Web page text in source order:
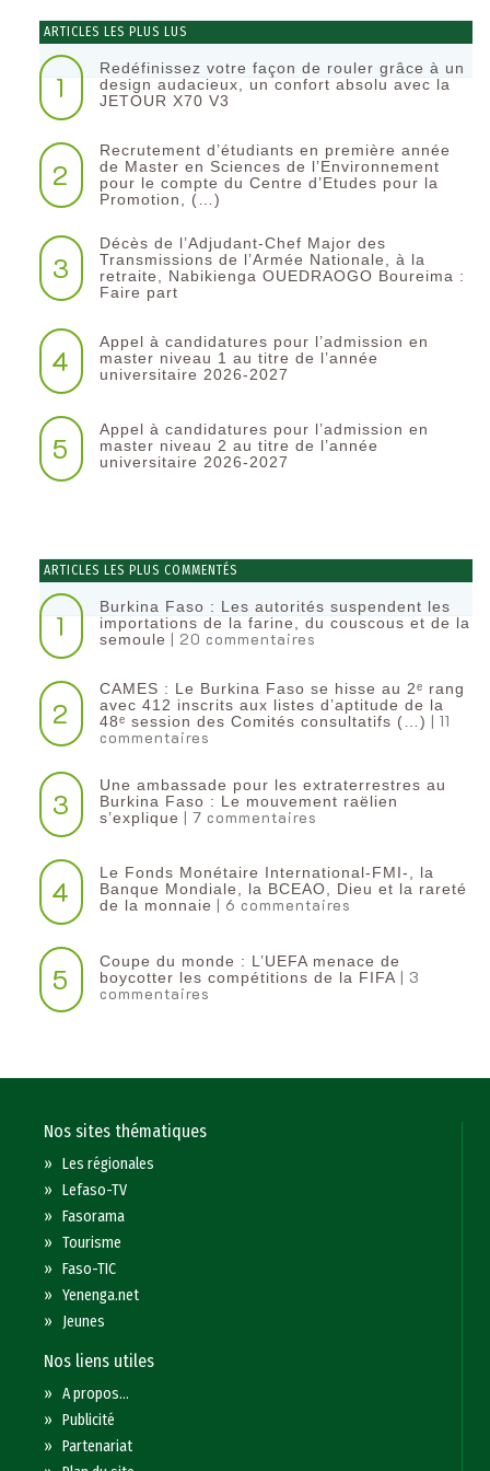
ARTICLES LES PLUS LUS
1
Redéfinissez votre façon de rouler grâce à un
design audacieux, un confort absolu avec la
JETOUR X70 V3
2
Recrutement d’étudiants en première année
de Master en Sciences de l’Environnement
pour le compte du Centre d’Etudes pour la
Promotion, (…)
3
Décès de l’Adjudant-Chef Major des
Transmissions de l’Armée Nationale, à la
retraite, Nabikienga OUEDRAOGO Boureima :
Faire part
4
Appel à candidatures pour l’admission en
master niveau 1 au titre de l’année
universitaire 2026-2027
5
Appel à candidatures pour l’admission en
master niveau 2 au titre de l’année
universitaire 2026-2027
ARTICLES LES PLUS COMMENTÉS
1
Burkina Faso : Les autorités suspendent les
importations de la farine, du couscous et de la
semoule | 20 commentaires
2
CAMES : Le Burkina Faso se hisse au 2ᵉ rang
avec 412 inscrits aux listes d’aptitude de la
48ᵉ session des Comités consultatifs (…) | 11
commentaires
3
Une ambassade pour les extraterrestres au
Burkina Faso : Le mouvement raëlien
s’explique | 7 commentaires
4
Le Fonds Monétaire International-FMI-, la
Banque Mondiale, la BCEAO, Dieu et la rareté
de la monnaie | 6 commentaires
5
Coupe du monde : L’UEFA menace de
boycotter les compétitions de la FIFA | 3
commentaires
Nos sites thématiques
»Les régionales
»Lefaso-TV
»Fasorama
»Tourisme
»Faso-TIC
»Yenenga.net
» Jeunes
Nos liens utiles
»A propos...
»Publicité
»Partenariat